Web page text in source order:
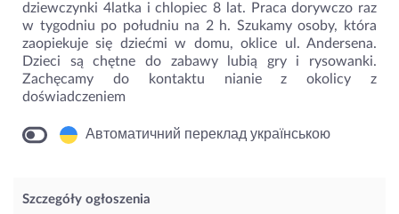
dziewczynki 4latka i chlopiec 8 lat. Praca dorywczo raz
w tygodniu po południu na 2 h. Szukamy osoby, która
zaopiekuje się dziećmi w domu, oklice ul. Andersena.
Dzieci są chętne do zabawy lubią gry i rysowanki.
Zachęcamy do kontaktu nianie z okolicy z
doświadczeniem
Автоматичний переклад українською
Szczegóły ogłoszenia